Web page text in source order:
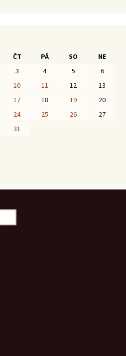
ČT PÁ SO
NE
3 4 5
6
10 11 12
13
17 18 19
20
24 25 26
27
31